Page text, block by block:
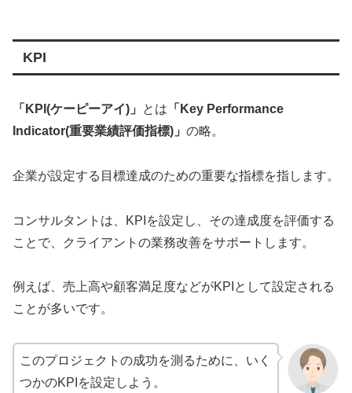
KPI
「KPI(ケーピーアイ)」 とは 「Key Performance
Indicator(重要業績評価指標)」 の略。
企業が設定する目標達成のための重要な指標を指します。
コンサルタントは、KPIを設定し、その達成度を評価する
ことで、クライアントの業務改善をサポートします。
例えば、売上高や顧客満足度などがKPIとして設定される
ことが多いです。
このプロジェクトの成功を測るために、いく
つかのKPIを設定しよう。